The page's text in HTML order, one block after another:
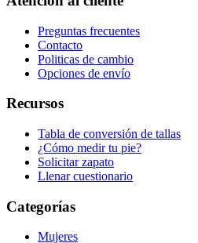
Preguntas frecuentes
Contacto
Politicas de cambio
Opciones de envío
Recursos
Tabla de conversión de tallas
¿Cómo medir tu pie?
Solicitar zapato
Llenar cuestionario
Categorías
Mujeres